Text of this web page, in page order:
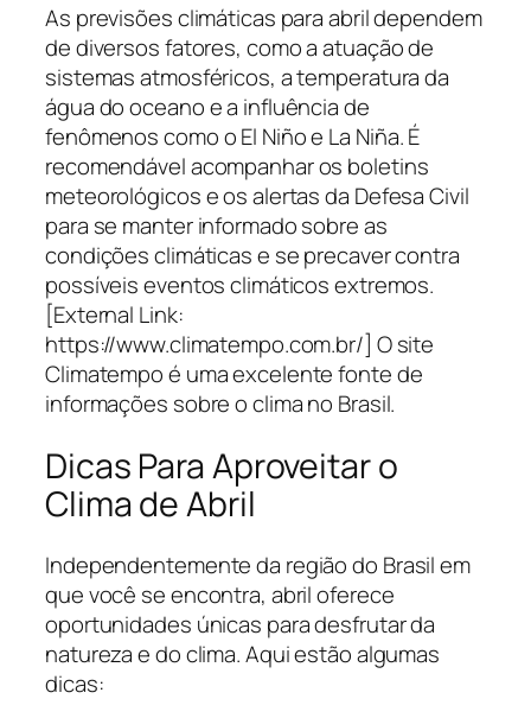
As previsões climáticas para abril dependem
de diversos fatores, como a atuação de
sistemas atmosféricos, a temperatura da
água do oceano e a influência de
fenômenos como o El Niño e La Niña. É
recomendável acompanhar os boletins
meteorológicos e os alertas da Defesa Civil
para se manter informado sobre as
condições climáticas e se precaver contra
possíveis eventos climáticos extremos.
[External Link:
https://www.climatempo.com.br/] O site
Climatempo é uma excelente fonte de
informações sobre o clima no Brasil.
Dicas Para Aproveitar o
Clima de Abril
Independentemente da região do Brasil em
que você se encontra, abril oferece
oportunidades únicas para desfrutar da
natureza e do clima. Aqui estão algumas
dicas: